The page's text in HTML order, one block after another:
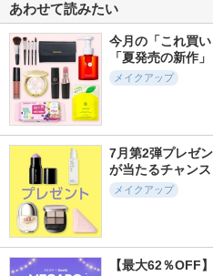
あわせて読みたい
今月の「これ買
「夏発売の新作」
メイクアップ
7月第2弾プレゼ
が当たるチャンス
メイクアップ
【最大62％OFF